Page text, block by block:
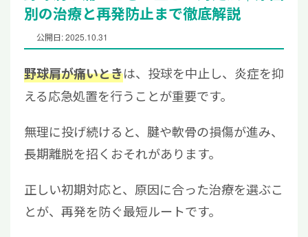
別の治療と再発防止まで徹底解説
公開日: 2025.10.31
野球肩が痛いときは、投球を中止し、炎症を抑
える応急処置を行うことが重要です。
無理に投げ続けると、腱や軟骨の損傷が進み、
長期離脱を招くおそれがあります。
正しい初期対応と、原因に合った治療を選ぶこ
とが、再発を防ぐ最短ルートです。